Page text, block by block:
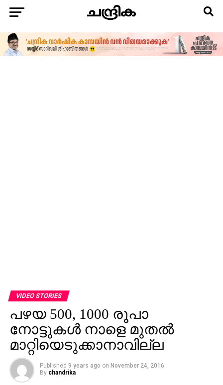
VIDEO STORIES
പഴയ 500, 1000 രൂപാ
നോട്ടുകള്‍ നാളെ മുതല്‍
മാറ്റിയെടുക്കാനാവില്ല
Published 9 years ago on November 24, 2016
By chandrika